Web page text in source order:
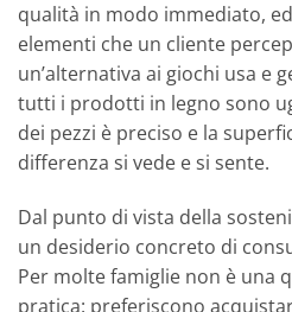
qualità in modo immediato,
elementi che un cliente
un’alternativa ai giochi usa e
tutti i prodotti in legno sono
dei pezzi è preciso e la
differenza si vede e si sente.
Dal punto di vista della
un desiderio concreto di
Per molte famiglie non è una
pratica: preferiscono